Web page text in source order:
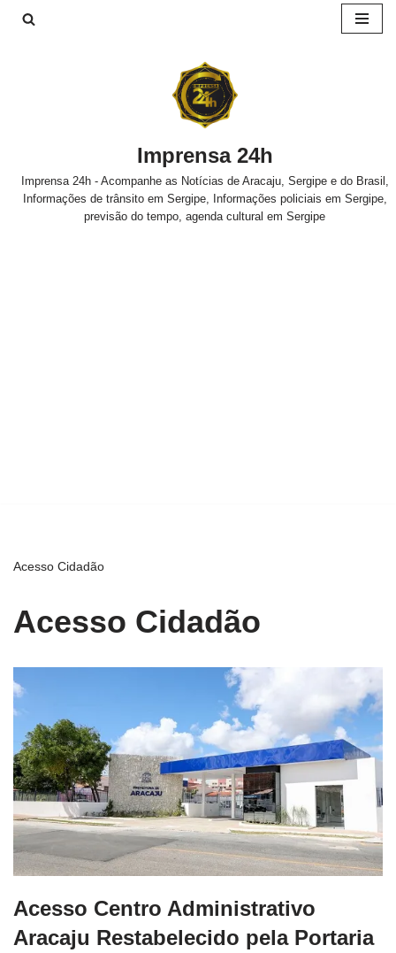
Imprensa 24h
Imprensa 24h - Acompanhe as Notícias de Aracaju, Sergipe e do Brasil,
Informações de trânsito em Sergipe, Informações policiais em Sergipe,
previsão do tempo, agenda cultural em Sergipe
Acesso Cidadão
Acesso Cidadão
Acesso Centro Administrativo
Aracaju Restabelecido pela Portaria